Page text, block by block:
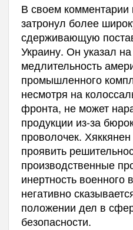
В своем комментарии
затронул более
сдерживающую
Украину. Он указал
медлительность
промышленного
несмотря на
фронта, не может
продукции из-за
проволочек.
проявить
производственные
инертность
негативно
положении дел в
безопасности.